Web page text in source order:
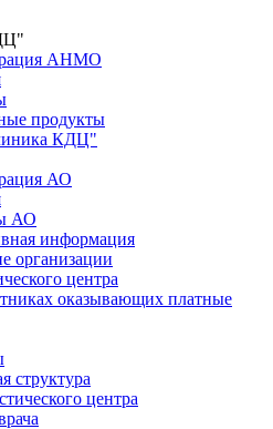
АНМО
продукты
КДЦ"
АО
АО
информация
организации
центра
оказывающих платные
структура
центра